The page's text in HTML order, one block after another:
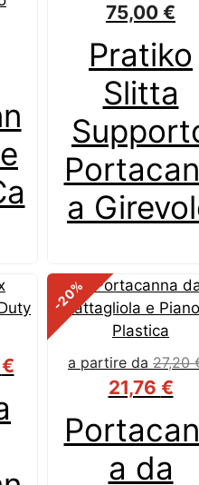
Pratiko
Slitta
a
75,00 €
€Il
46,50 €.
-20
%
a da
a partire da 27,20
21,76 €